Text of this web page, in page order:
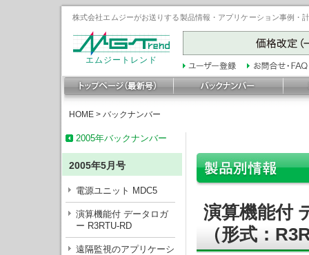
株式会社エムジーがお送りする製品情報・アプリケーション事例
エムジートレンド
HOME > バックナンバー
2005年バックナンバー
2005年5月号
電源ユニット MDC5
演算機能付 データロガ
ー R3RTU-RD
遠隔監視のアプリケーシ
演算機能付
（形式：